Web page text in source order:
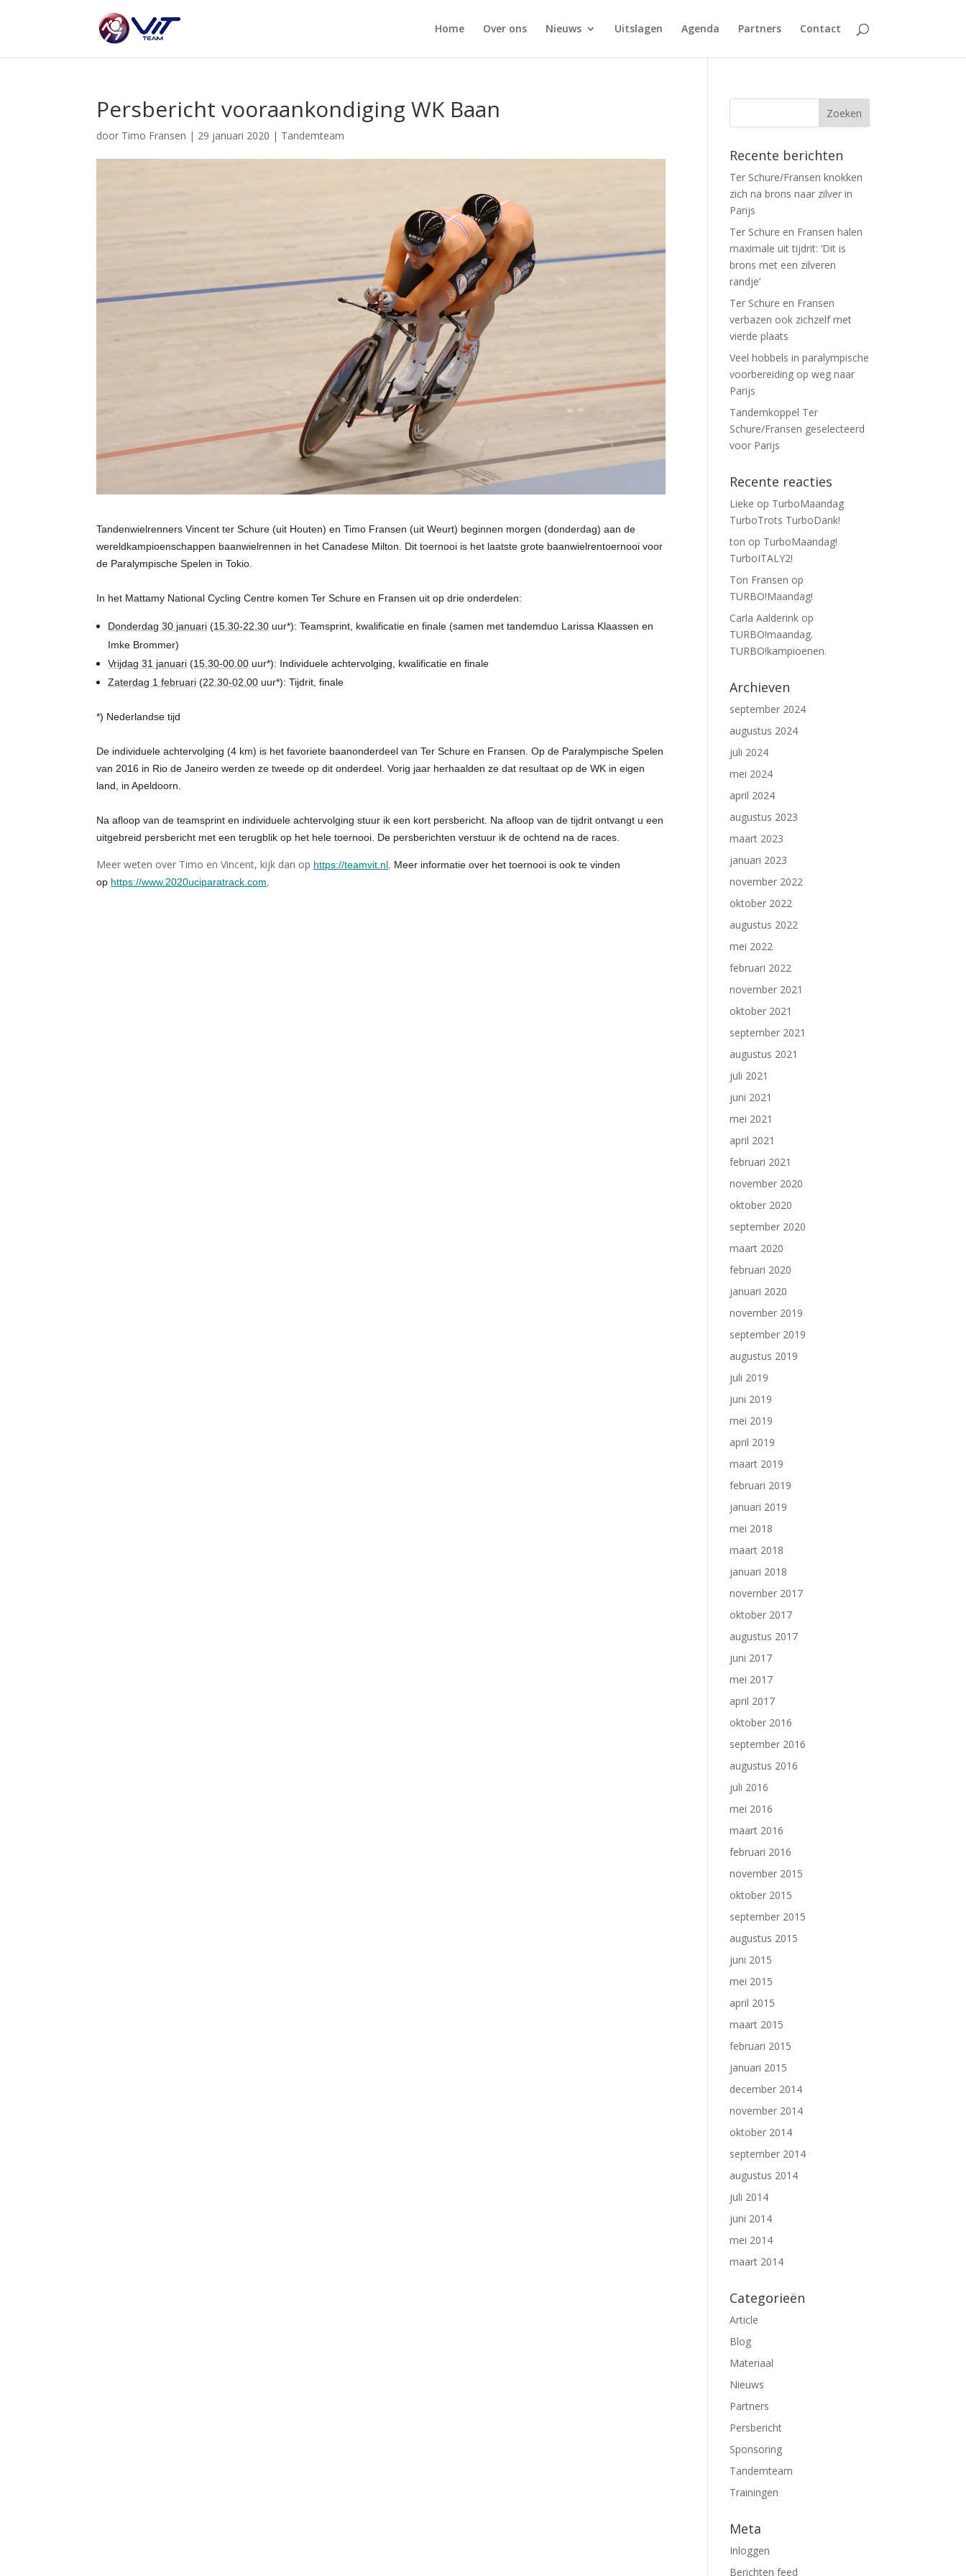
Home Over ons Nieuws Uitslagen Agenda Partners Contact
Persbericht vooraankondiging WK Baan
door Timo Fransen | 29 januari 2020 | Tandemteam
Tandenwielrenners Vincent ter Schure (uit Houten) en Timo Fransen (uit Weurt) beginnen morgen (donderdag) aan de
wereldkampioenschappen baanwielrennen in het Canadese Milton. Dit toernooi is het laatste grote baanwielrentoernooi voor
de Paralympische Spelen in Tokio.
In het Mattamy National Cycling Centre komen Ter Schure en Fransen uit op drie onderdelen:
Donderdag 30 januari (15.30-22.30 uur*): Teamsprint, kwalificatie en finale (samen met tandemduo Larissa Klaassen en
Imke Brommer)
Vrijdag 31 januari (15.30-00.00 uur*): Individuele achtervolging, kwalificatie en finale
Zaterdag 1 februari (22.30-02.00 uur*): Tijdrit, finale
*) Nederlandse tijd
De individuele achtervolging (4 km) is het favoriete baanonderdeel van Ter Schure en Fransen. Op de Paralympische Spelen
van 2016 in Rio de Janeiro werden ze tweede op dit onderdeel. Vorig jaar herhaalden ze dat resultaat op de WK in eigen
land, in Apeldoorn.
Na afloop van de teamsprint en individuele achtervolging stuur ik een kort persbericht. Na afloop van de tijdrit ontvangt u een
uitgebreid persbericht met een terugblik op het hele toernooi. De persberichten verstuur ik de ochtend na de races.
Meer weten over Timo en Vincent, kijk dan op https://teamvit.nl . Meer informatie over het toernooi is ook te vinden
op https://www.2020uciparatrack.com
Recente berichten
Ter Schure/Fransen knokken
zich na brons naar zilver in
Parijs
Ter Schure en Fransen halen
maximale uit tijdrit: ‘Dit is
brons met een zilveren
randje’
Ter Schure en Fransen
verbazen ook zichzelf met
vierde plaats
Veel hobbels in paralympische
voorbereiding op weg naar
Parijs
Tandemkoppel Ter
Schure/Fransen geselecteerd
voor Parijs
Recente reacties
Lieke op TurboMaandag
TurboTrots TurboDank!
ton op TurboMaandag!
TurboITALY2!
Ton Fransen op
TURBO!Maandag!
Carla Aalderink op
TURBO!maandag.
TURBO!kampioenen.
Archieven
september 2024
augustus 2024
juli 2024
mei 2024
april 2024
augustus 2023
maart 2023
januari 2023
november 2022
oktober 2022
augustus 2022
mei 2022
februari 2022
november 2021
oktober 2021
september 2021
augustus 2021
juli 2021
juni 2021
mei 2021
april 2021
februari 2021
november 2020
oktober 2020
september 2020
maart 2020
februari 2020
januari 2020
november 2019
september 2019
augustus 2019
juli 2019
juni 2019
mei 2019
april 2019
maart 2019
februari 2019
januari 2019
mei 2018
maart 2018
januari 2018
november 2017
oktober 2017
augustus 2017
juni 2017
mei 2017
april 2017
oktober 2016
september 2016
augustus 2016
juli 2016
mei 2016
maart 2016
februari 2016
november 2015
oktober 2015
september 2015
augustus 2015
juni 2015
mei 2015
april 2015
maart 2015
februari 2015
januari 2015
december 2014
november 2014
oktober 2014
september 2014
augustus 2014
juli 2014
juni 2014
mei 2014
maart 2014
Categorieën
Article
Blog
Materiaal
Nieuws
Partners
Persbericht
Sponsoring
Tandemteam
Trainingen
Meta
Inloggen
Berichten feed